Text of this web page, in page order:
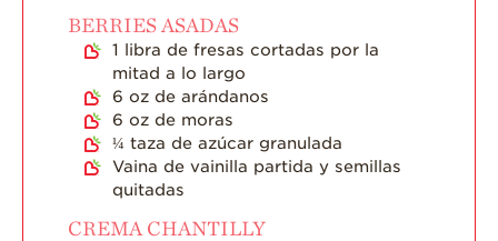
BERRIES ASADAS
1 libra de fresas cortadas por la
mitad a lo largo
6 oz de arándanos
6 oz de moras
¼ taza de azúcar granulada
Vaina de vainilla partida y semillas
quitadas
CREMA CHANTILLY